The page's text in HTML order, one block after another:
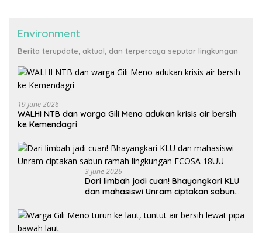
Environment
Berita terupdate, aktual, dan terpercaya seputar lingkungan
19 June 2026
WALHI NTB dan warga Gili Meno adukan krisis air bersih
ke Kemendagri
3 June 2026
Dari limbah jadi cuan! Bhayangkari KLU
dan mahasiswi Unram ciptakan sabun